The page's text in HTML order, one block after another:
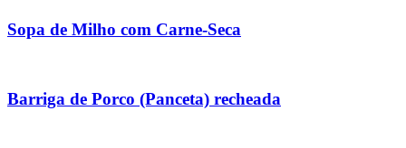
Sopa de Milho com Carne-Seca
Barriga de Porco (Panceta) recheada